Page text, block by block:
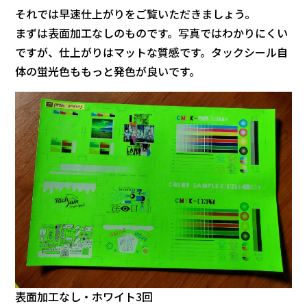
それでは早速仕上がりをご覧いただきましょう。
まずは表面加工なしのものです。写真ではわかりにくい
ですが、仕上がりはマットな質感です。タックシール自
体の蛍光色ももっと発色が良いです。
表面加工なし・ホワイト3回